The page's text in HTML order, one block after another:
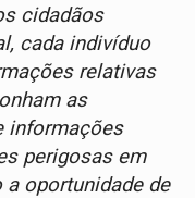
cidadãos
cada indivíduo
relativas
as
informações
perigosas em
oportunidade de